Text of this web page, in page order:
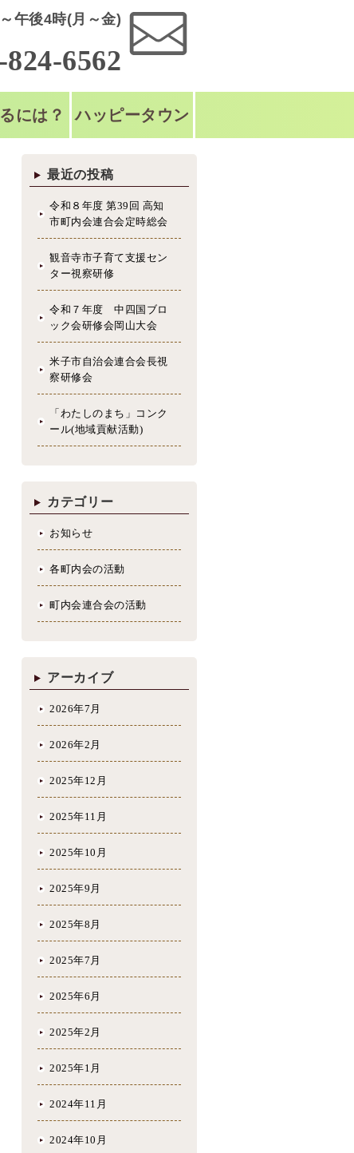
午後4時(月～金)
824-6562
には？ ハッピータウン
最近の投稿
令和８年度 第39回 高知
市町内会連合会定時総会
観音寺市子育て支援セン
ター視察研修
令和７年度 中四国ブロ
ック会研修会岡山大会
米子市自治会連合会長視
察研修会
「わたしのまち」コンク
ール(地域貢献活動)
カテゴリー
お知らせ
各町内会の活動
町内会連合会の活動
アーカイブ
2026年7月
2026年2月
2025年12月
2025年11月
2025年10月
2025年9月
2025年8月
2025年7月
2025年6月
2025年2月
2025年1月
2024年11月
2024年10月